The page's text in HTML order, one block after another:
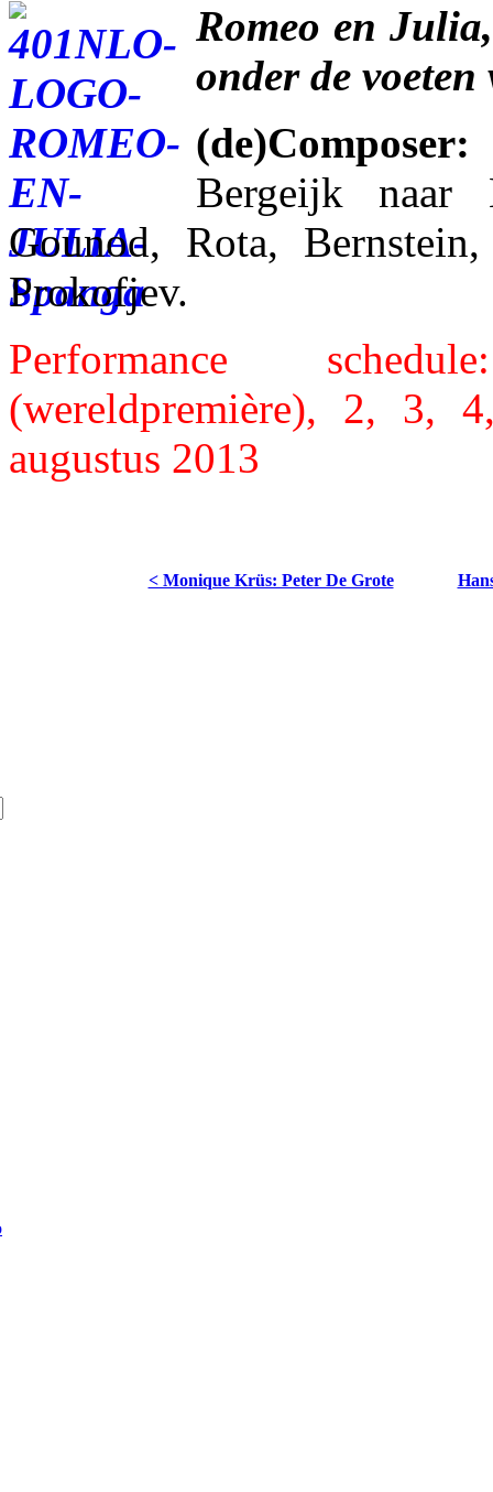
Romeo en
onder de voeten
(de)Composer:
Bergeijk naar
Gounod, Rota,
Prokofjev.
Performance
(wereldpremière), 2,
augustus 2013
< Monique Krüs: Peter De Grote